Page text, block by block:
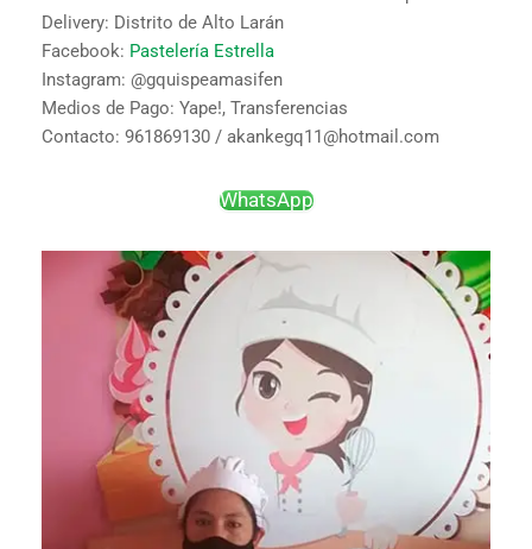
Delivery: Distrito de Alto Larán
Facebook: Pastelería Estrella
Instagram: @gquispeamasifen
Medios de Pago: Yape!, Transferencias
Contacto: 961869130 / akankegq11@hotmail.com
WhatsApp